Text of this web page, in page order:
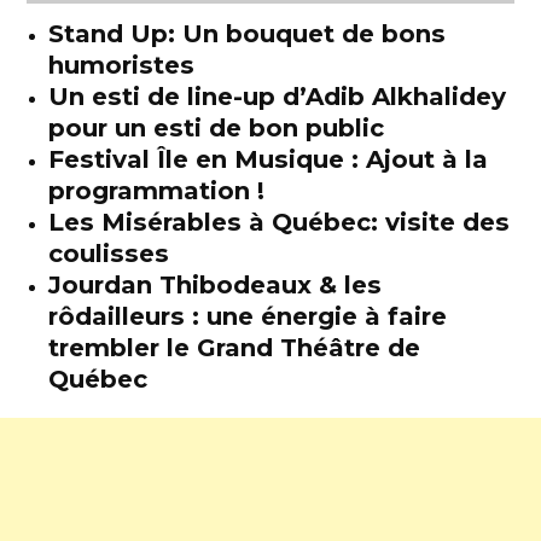
Stand Up: Un bouquet de bons
humoristes
Un esti de line-up d’Adib Alkhalidey
pour un esti de bon public
Festival Île en Musique : Ajout à la
programmation !
Les Misérables à Québec: visite des
coulisses
Jourdan Thibodeaux & les
rôdailleurs : une énergie à faire
trembler le Grand Théâtre de
Québec